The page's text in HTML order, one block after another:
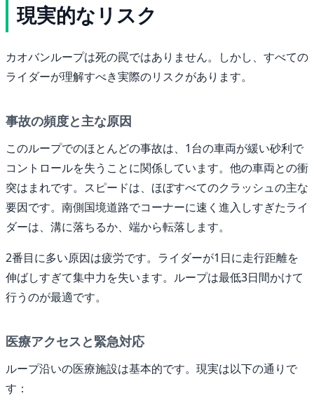
現実的なリスク
カオバンループは死の罠ではありません。しかし、すべての
ライダーが理解すべき実際のリスクがあります。
事故の頻度と主な原因
このループでのほとんどの事故は、1台の車両が緩い砂利で
コントロールを失うことに関係しています。他の車両との衝
突はまれです。スピードは、ほぼすべてのクラッシュの主な
要因です。南側国境道路でコーナーに速く進入しすぎたライ
ダーは、溝に落ちるか、端から転落します。
2番目に多い原因は疲労です。ライダーが1日に走行距離を
伸ばしすぎて集中力を失います。ループは最低3日間かけて
行うのが最適です。
医療アクセスと緊急対応
ループ沿いの医療施設は基本的です。現実は以下の通りで
す：